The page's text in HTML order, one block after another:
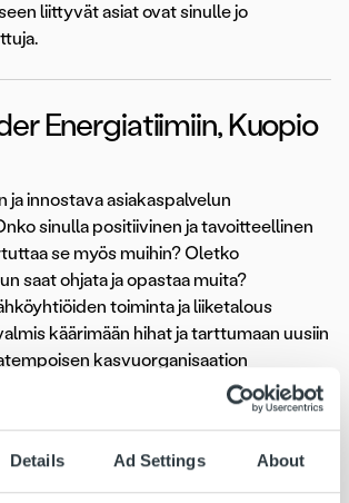
Details Ad Settings About
liittyvät asiat ovat sinulle jo
Energiatiimiin, Kuopio
ja innostava asiakaspalvelun
sinulla positiivinen ja tavoitteellinen
se myös muihin? Oletko
saat ohjata ja opastaa muita?
toiminta ja liiketalous
käärimään hihat ja tarttumaan uusiin
kasvuorganisaation
Hae meille Team Leaderiksi
asti